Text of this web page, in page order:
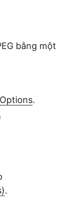
bằng một
.
.